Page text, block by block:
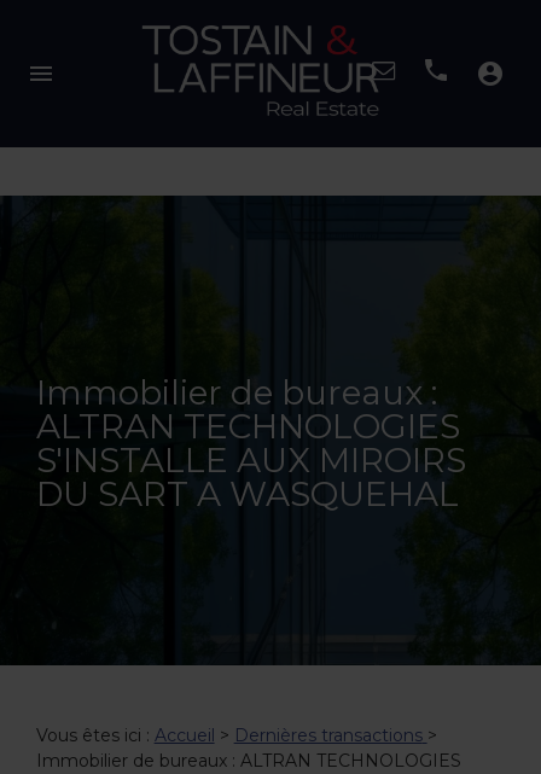
menu account_circle
Immobilier de bureaux :
ALTRAN TECHNOLOGIES
S'INSTALLE AUX MIROIRS
DU SART A WASQUEHAL
Vous êtes ici : Accueil > Dernières transactions >
Immobilier de bureaux : ALTRAN TECHNOLOGIES